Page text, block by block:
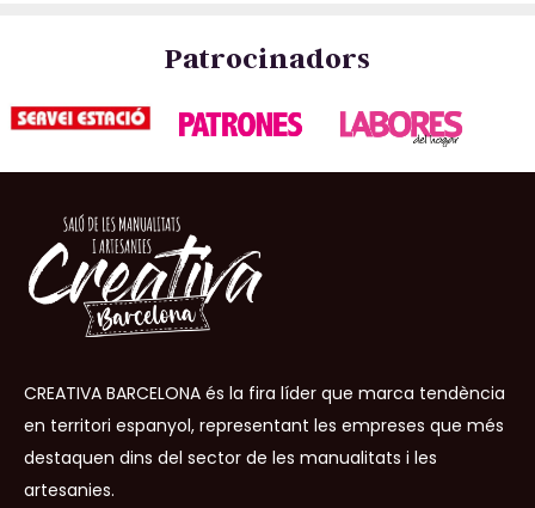
Patrocinadors
CREATIVA BARCELONA és la fira líder que marca tendència
en territori espanyol, representant les empreses que més
destaquen dins del sector de les manualitats i les
artesanies.